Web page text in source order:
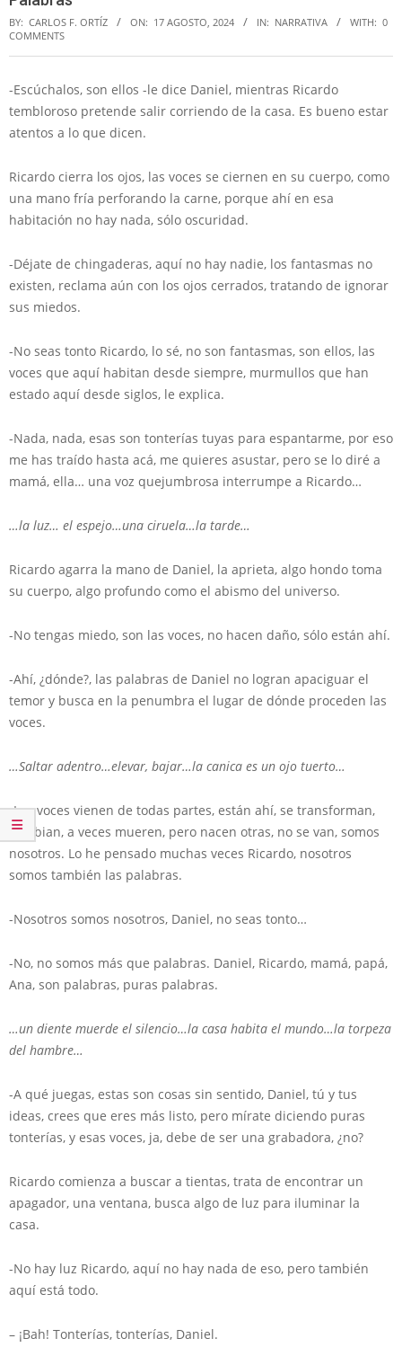
BY: CARLOS F. ORTÍZ ON: 17 AGOSTO, 2024 IN: NARRATIVA WITH: 0
COMMENTS
-Escúchalos, son ellos -le dice Daniel, mientras Ricardo
tembloroso pretende salir corriendo de la casa. Es bueno estar
atentos a lo que dicen.
Ricardo cierra los ojos, las voces se ciernen en su cuerpo, como
una mano fría perforando la carne, porque ahí en esa
habitación no hay nada, sólo oscuridad.
-Déjate de chingaderas, aquí no hay nadie, los fantasmas no
existen, reclama aún con los ojos cerrados, tratando de ignorar
sus miedos.
-No seas tonto Ricardo, lo sé, no son fantasmas, son ellos, las
voces que aquí habitan desde siempre, murmullos que han
estado aquí desde siglos, le explica.
-Nada, nada, esas son tonterías tuyas para espantarme, por eso
me has traído hasta acá, me quieres asustar, pero se lo diré a
mamá, ella… una voz quejumbrosa interrumpe a Ricardo…
…la luz… el espejo…una ciruela…la tarde…
Ricardo agarra la mano de Daniel, la aprieta, algo hondo toma
su cuerpo, algo profundo como el abismo del universo.
-No tengas miedo, son las voces, no hacen daño, sólo están ahí.
-Ahí, ¿dónde?, las palabras de Daniel no logran apaciguar el
temor y busca en la penumbra el lugar de dónde proceden las
voces.
…Saltar adentro…elevar, bajar…la canica es un ojo tuerto…
-Las voces vienen de todas partes, están ahí, se transforman,
cambian, a veces mueren, pero nacen otras, no se van, somos
nosotros. Lo he pensado muchas veces Ricardo, nosotros
somos también las palabras.
-Nosotros somos nosotros, Daniel, no seas tonto…
-No, no somos más que palabras. Daniel, Ricardo, mamá, papá,
Ana, son palabras, puras palabras.
…un diente muerde el silencio…la casa habita el mundo…la torpeza
del hambre…
-A qué juegas, estas son cosas sin sentido, Daniel, tú y tus
ideas, crees que eres más listo, pero mírate diciendo puras
tonterías, y esas voces, ja, debe de ser una grabadora, ¿no?
Ricardo comienza a buscar a tientas, trata de encontrar un
apagador, una ventana, busca algo de luz para iluminar la
casa.
-No hay luz Ricardo, aquí no hay nada de eso, pero también
aquí está todo.
– ¡Bah! Tonterías, tonterías, Daniel.